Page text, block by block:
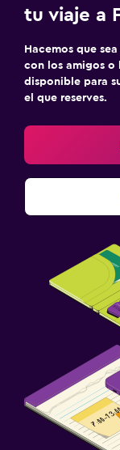
tu viaje a
Hacemos que
con los amigos o
disponible para
el que reserves.